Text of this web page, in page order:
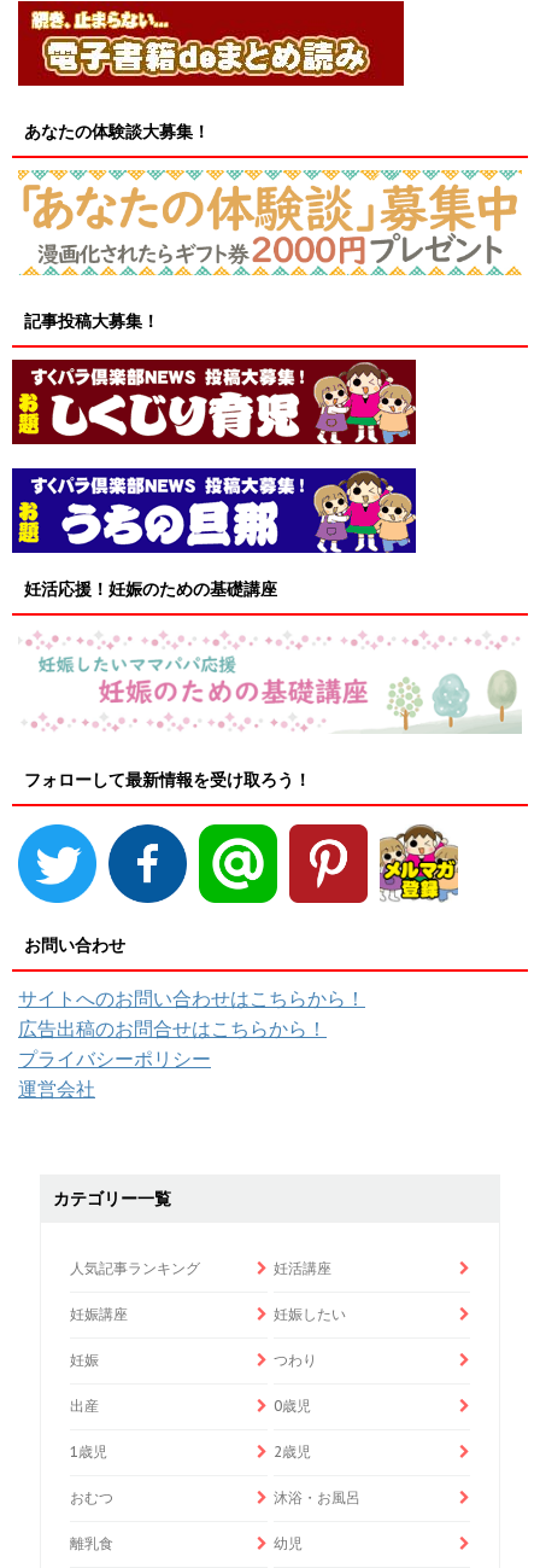
あなたの体験談大募集！
記事投稿大募集！
妊活応援！妊娠のための基礎講座
フォローして最新情報を受け取ろう！
お問い合わせ
サイトへのお問い合わせはこちらから！
広告出稿のお問合せはこちらから！
プライバシーポリシー
運営会社
カテゴリー一覧
人気記事ランキング 妊活講座
妊娠講座 妊娠したい
妊娠 つわり
出産 0歳児
1歳児 2歳児
おむつ 沐浴・お風呂
離乳食 幼児